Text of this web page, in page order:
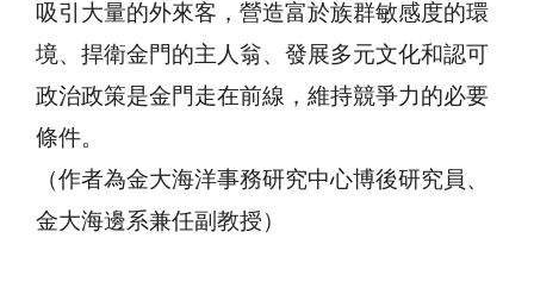
吸引大量的外來客，營造富於族群敏感度的環
境、捍衛金門的主人翁、發展多元文化和認可
政治政策是金門走在前線，維持競爭力的必要
條件。
（作者為金大海洋事務研究中心博後研究員、
金大海邊系兼任副教授）